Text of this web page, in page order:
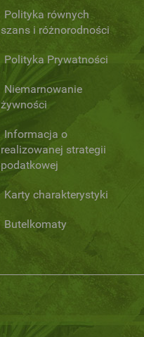
Polityka równych
szans i różnorodności
Polityka Prywatności
Niemarnowanie
żywności
Informacja o
realizowanej strategii
podatkowej
Karty charakterystyki
Butelkomaty